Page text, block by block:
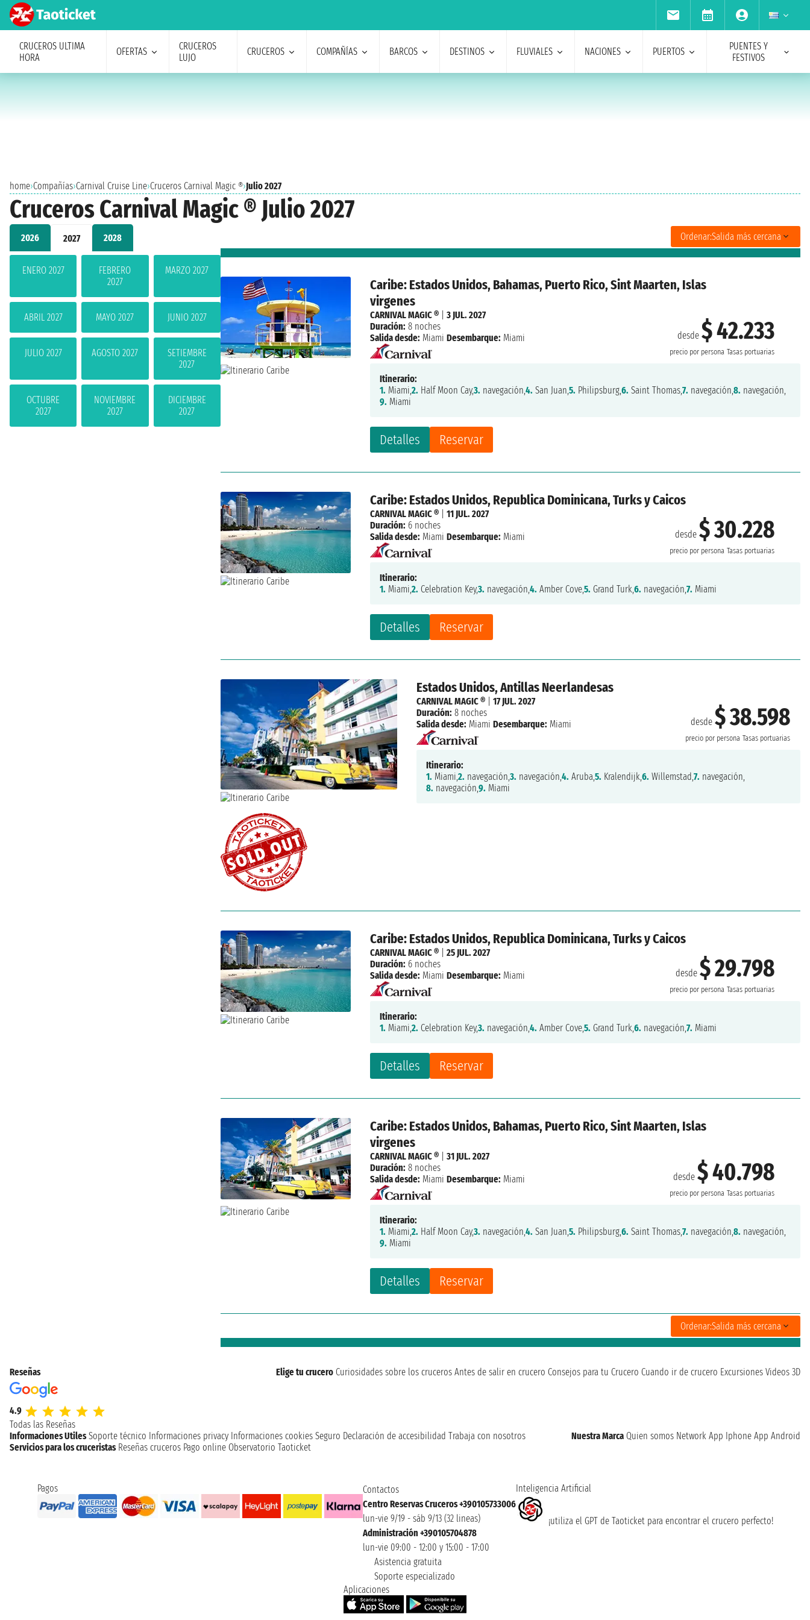
CRUCEROS ULTIMA
HORA
OFERTAS
CRUCEROS
LUJO
CRUCEROS COMPAÑÍAS BARCOS DESTINOS FLUVIALES NACIONES PUERTOS
PUENTES Y
FESTIVOS
home›Compañías›Carnival Cruise Line›Cruceros Carnival Magic ®›Julio 2027
Cruceros Carnival Magic ® Julio 2027
2026 2027 2028
ENERO 2027
FEBRERO
2027
MARZO 2027
ABRIL 2027 MAYO 2027 JUNIO 2027
JULIO 2027 AGOSTO 2027
SETIEMBRE
2027
OCTUBRE
2027
NOVIEMBRE
2027
DICIEMBRE
2027
Ordenar:Salida más cercana
Caribe: Estados Unidos, Bahamas, Puerto Rico, Sint Maarten, Islas
virgenes
desde$ 42.233
precio por persona Tasas portuarias
Detalles Reservar
CARNIVAL MAGIC ® |3 JUL. 2027
Duración: 8 noches
Salida desde: Miami Desembarque: Miami
Itinerario:
1. Miami,2. Half Moon Cay,3. navegación,4. San Juan,5. Philipsburg,6. Saint Thomas,7. navegación,8. navegación,
9. Miami
Caribe: Estados Unidos, Republica Dominicana, Turks y Caicos
desde$ 30.228
precio por persona Tasas portuarias
Detalles Reservar
CARNIVAL MAGIC ® |11 JUL. 2027
Duración: 6 noches
Salida desde: Miami Desembarque: Miami
Itinerario:
1. Miami,2. Celebration Key,3. navegación,4. Amber Cove,5. Grand Turk,6. navegación,7. Miami
Estados Unidos, Antillas Neerlandesas
desde $ 38.598
precio por persona Tasas portuarias
CARNIVAL MAGIC ®| 17 JUL. 2027
Duración: 8 noches
Salida desde: Miami Desembarque: Miami
Itinerario:
1. Miami,2. navegación,3. navegación,4. Aruba,5. Kralendijk,6. Willemstad,7. navegación,
8. navegación,9. Miami
Caribe: Estados Unidos, Republica Dominicana, Turks y Caicos
desde$ 29.798
precio por persona Tasas portuarias
Detalles Reservar
CARNIVAL MAGIC ® |25 JUL. 2027
Duración: 6 noches
Salida desde: Miami Desembarque: Miami
Itinerario:
1. Miami,2. Celebration Key,3. navegación,4. Amber Cove,5. Grand Turk,6. navegación,7. Miami
Caribe: Estados Unidos, Bahamas, Puerto Rico, Sint Maarten, Islas
virgenes
desde$ 40.798
precio por persona Tasas portuarias
Detalles Reservar
CARNIVAL MAGIC ® |31 JUL. 2027
Duración: 8 noches
Salida desde: Miami Desembarque: Miami
Itinerario:
1. Miami,2. Half Moon Cay,3. navegación,4. San Juan,5. Philipsburg,6. Saint Thomas,7. navegación,8. navegación,
9. Miami
Ordenar:Salida más cercana
Reseñas
4.9
Todas las Reseñas
Elige tu crucero Curiosidades sobre los cruceros Antes de salir en crucero Consejos para tu Crucero Cuando ir de crucero Excursiones Videos 3D
Informaciones Utiles Soporte técnico Informaciones privacy Informaciones cookies Seguro Declaración de accesibilidad Trabaja con nosotros Nuestra Marca Quien somos Network App Iphone App Android
Servicios para los cruceristas Reseñas cruceros Pago online Observatorio Taoticket
Pagos
Contactos
Centro Reservas Cruceros +390105733006
lun-vie 9/19 - sáb 9/13 (32 lineas)
Administración +390105704878
lun-vie 09:00 - 12:00 y 15:00 - 17:00
Asistencia gratuita
Soporte especializado
Inteligencia Artificial
¡utiliza el GPT de Taoticket para encontrar el crucero perfecto!
Aplicaciones